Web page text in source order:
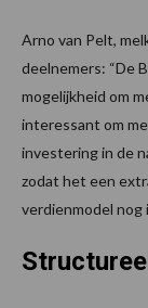
Arno van Pelt,
deelnemers: “De
mogelijkheid om
interessant om
investering in de
zodat het een
verdienmodel nog